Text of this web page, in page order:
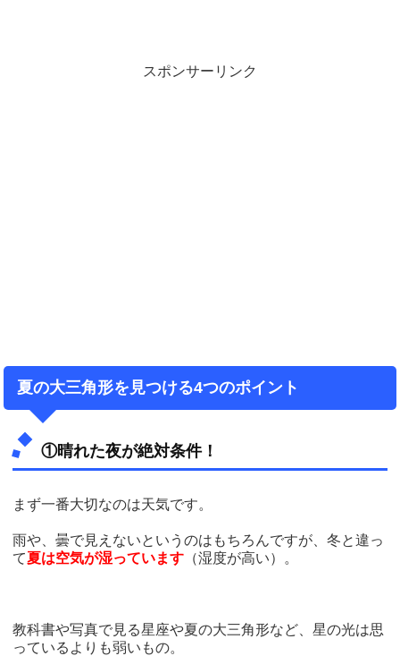
スポンサーリンク
夏の大三角形を見つける4つのポイント
①晴れた夜が絶対条件！
まず一番大切なのは天気です。
雨や、曇で見えないというのはもちろんですが、冬と違っ
て夏は空気が湿っています （湿度が高い）。
教科書や写真で見る星座や夏の大三角形など、星の光は思
っているよりも弱いもの。